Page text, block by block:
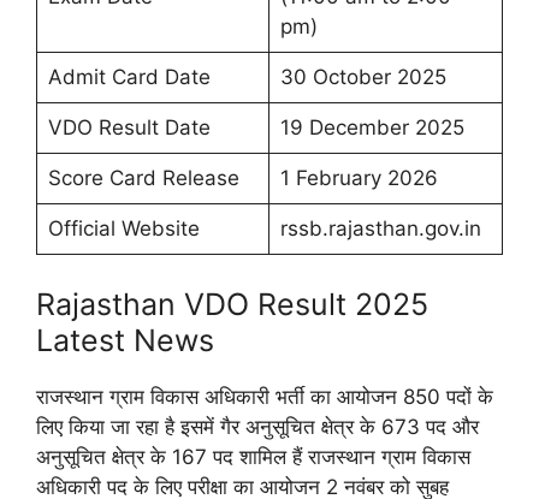
pm)
Admit Card Date 30 October 2025
VDO Result Date 19 December 2025
Score Card Release 1 February 2026
Official Website rssb.rajasthan.gov.in
Rajasthan VDO Result 2025
Latest News
राजस्थान ग्राम विकास अधिकारी भर्ती का आयोजन 850 पदों के
लिए किया जा रहा है इसमें गैर अनुसूचित क्षेत्र के 673 पद और
अनुसूचित क्षेत्र के 167 पद शामिल हैं राजस्थान ग्राम विकास
अधिकारी पद के लिए परीक्षा का आयोजन 2 नवंबर को सुबह